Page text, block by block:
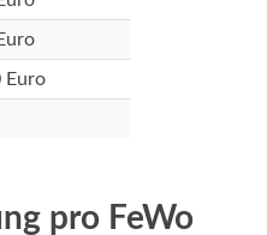
Euro
pro FeWo